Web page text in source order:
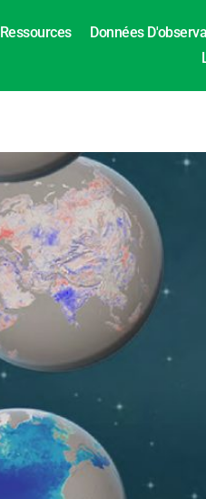
Ressources Données